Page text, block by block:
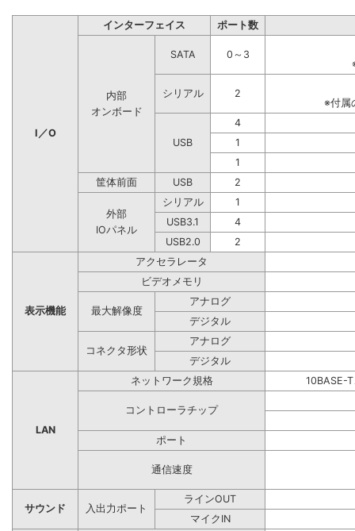
I／O
インターフェイス ポート数
内部
オンボード
SATA
0～3
シリアル
2
※付属
USB
4
1
1
筐体前面
USB 2
外部
IOパネル
シリアル
1
USB3.1
4
USB2.0
2
表示機能
アクセラレータ
ビデオメモリ
最大解像度
アナログ
デジタル
コネクタ形状
アナログ
デジタル
LAN
ネットワーク規格 10BASE-
コントローラチップ
ポート
通信速度
サウンド 入出力ポート
ラインOUT
マイクIN